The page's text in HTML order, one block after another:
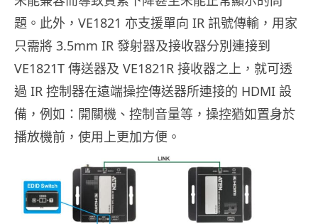
題。此外，VE1821 亦支援單向 IR 訊號傳輸，用家
只需將 3.5mm IR 發射器及接收器分別連接到
VE1821T 傳送器及 VE1821R 接收器之上，就可透
過 IR 控制器在遠端操控傳送器所連接的 HDMI 設
備，例如：開關機、控制音量等，操控猶如置身於
播放機前，使用上更加方便。